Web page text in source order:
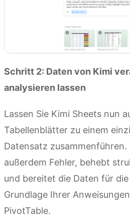
Schritt 2: Daten von Kimi
analysieren lassen
Lassen Sie Kimi Sheets nun
Tabellenblätter zu einem
Datensatz
außerdem Fehler, behebt
und bereitet die Daten für
Grundlage Ihrer
PivotTable.